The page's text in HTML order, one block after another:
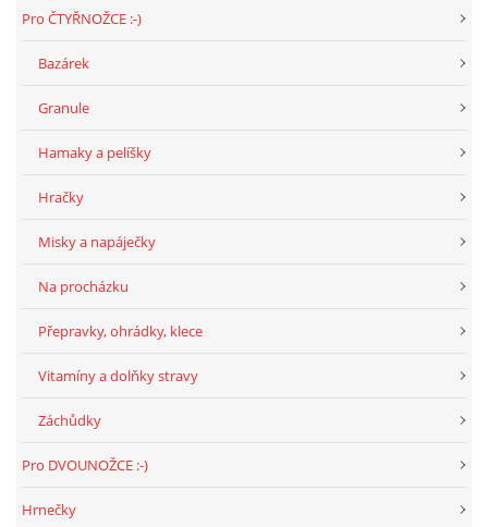
Pro ČTYŘNOŽCE :-)
Bazárek
Granule
Hamaky a pelíšky
Hračky
Misky a napáječky
Na procházku
Přepravky, ohrádky, klece
Vitamíny a dolňky stravy
Záchůdky
Pro DVOUNOŽCE :-)
Hrnečky